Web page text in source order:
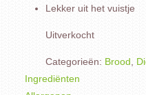
Lekker uit het vuistje
Uitverkocht
Categorieën: Brood,
Ingrediënten